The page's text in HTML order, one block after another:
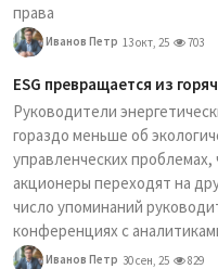
права
Иванов Петр 13 окт, 25 703
ESG превращается из
Руководители
гораздо меньше об
управленческих
акционеры переходят на
число упоминаний
конференциях с
Иванов Петр 30 сен, 25 829